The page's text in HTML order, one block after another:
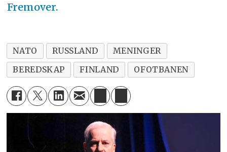
Fremover.
NATO RUSSLAND
MENINGER
BEREDSKAP
FINLAND OFOTBANEN